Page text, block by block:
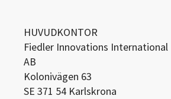
HUVUDKONTOR
Fiedler Innovations International
AB
Kolonivägen 63
SE 371 54 Karlskrona